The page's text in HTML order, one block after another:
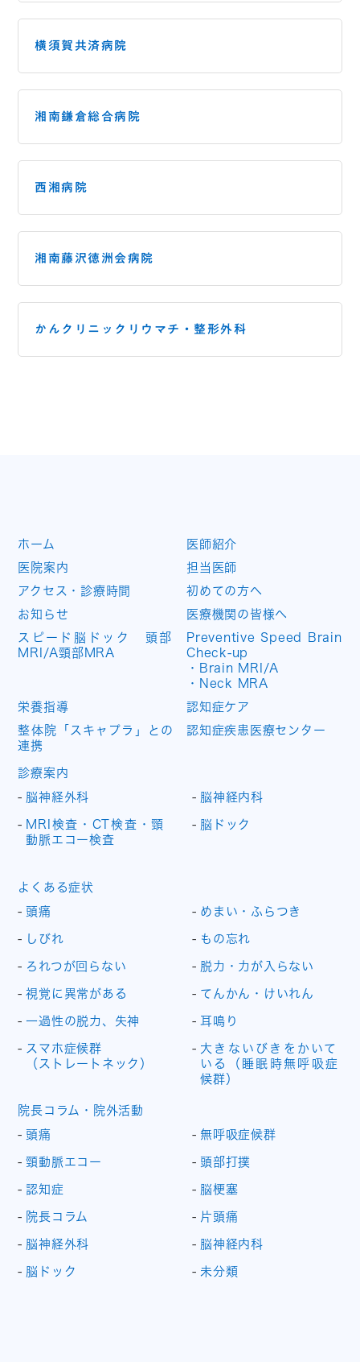
横須賀共済病院
湘南鎌倉総合病院
西湘病院
湘南藤沢徳洲会病院
かんクリニックリウマチ・ 整形外科
ホーム
医師紹介
医院案内
担当医師
アクセス・診療時間
初めての方へ
お知らせ
医療機関の皆様へ
スピード脳ドック 頭部
MRI/A頸部MRA
Preventive Speed Brain
Check-up
・Brain MRI/A
・Neck MRA
栄養指導
認知症ケア
整体院「スキャプラ」との
連携
認知症疾患医療センター
診療案内
脳神経外科
脳神経内科
MRI検査・CT検査・頸
動脈エコー検査
脳ドック
よくある症状
頭痛
めまい・ふらつき
しびれ もの忘れ
ろれつが回らない 脱力・力が入らない
視覚に異常がある てんかん・けいれん
一過性の脱力、失神 耳鳴り
スマホ症候群
（ストレートネック）
大きないびきをかいて
いる（睡眠時無呼吸症
候群）
院長コラム・院外活動
頭痛
無呼吸症候群
頸動脈エコー 頭部打撲
認知症 脳梗塞
院長コラム 片頭痛
脳神経外科 脳神経内科
脳ドック 未分類